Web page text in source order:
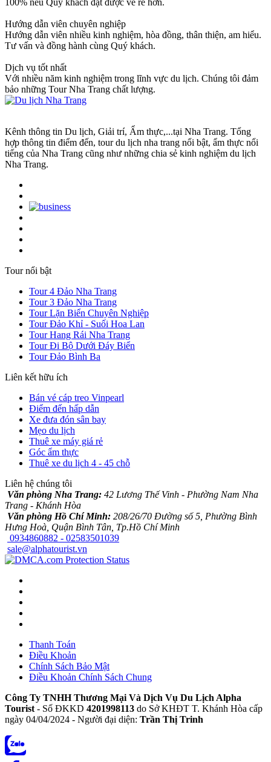
100% nếu Quý khách đặt được vé rẻ hơn.
Hướng dẫn viên chuyên nghiệp
Hướng dẫn viên nhiều kinh nghiệm, hòa đồng, thân thiện, am hiểu.
Tư vấn và đồng hành cùng Quý khách.
Dịch vụ tốt nhất
Với nhiều năm kinh nghiệm trong lĩnh vực du lịch. Chúng tôi đảm
bảo những Tour Nha Trang chất lượng.
Kênh thông tin Du lịch, Giải trí, Ẩm thực,...tại Nha Trang. Tổng
hợp thông tin điểm đến, tour du lịch nha trang nổi bật, ẩm thực nổi
tiếng của Nha Trang cũng như những chia sẻ kinh nghiệm du lịch
Nha Trang.
Tour nổi bật
Tour 4 Đảo Nha Trang
Tour 3 Đảo Nha Trang
Tour Lặn Biển Chuyên Nghiệp
Tour Đảo Khỉ - Suối Hoa Lan
Tour Hang Rái Nha Trang
Tour Đi Bộ Dưới Đáy Biển
Tour Đảo Bình Ba
Liên kết hữu ích
Bán vé cáp treo Vinpearl
Điểm đến hấp dẫn
Xe đưa đón sân bay
Mẹo du lịch
Thuê xe máy giá rẻ
Góc ẩm thực
Thuê xe du lịch 4 - 45 chỗ
Liên hệ chúng tôi
Văn phòng Nha Trang: 42 Lương Thế Vinh - Phường Nam Nha
Trang - Khánh Hòa
Văn phòng Hồ Chí Minh: 208/26/70 Đường số 5, Phường Bình
Hưng Hoà, Quận Bình Tân, Tp.Hồ Chí Minh
0934860882 - 02583501039
sale@alphatourist.vn
Thanh Toán
Điều Khoản
Chính Sách Bảo Mật
Điều Khoản Chính Sách Chung
Công Ty TNHH Thương Mại Và Dịch Vụ Du Lịch Alpha
Tourist- Số ĐKKD 4201998113 do Sở KHĐT T. Khánh Hòa cấp
ngày 04/04/2024 - Người đại diện: Trần Thị Trinh